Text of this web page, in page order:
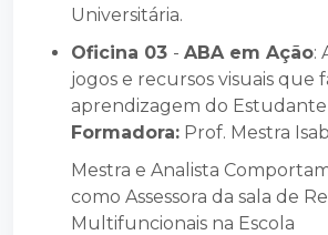
Universitária.
Oficina 03 - ABA em Ação:
jogos e recursos visuais que
aprendizagem do Estudante
Formadora: Prof. Mestra
Mestra e Analista
como Assessora da sala de
Multifuncionais na Escola